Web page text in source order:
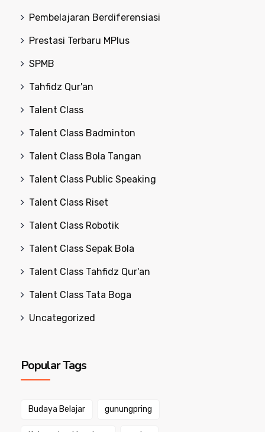
Pembelajaran Berdiferensiasi
Prestasi Terbaru MPlus
SPMB
Tahfidz Qur'an
Talent Class
Talent Class Badminton
Talent Class Bola Tangan
Talent Class Public Speaking
Talent Class Riset
Talent Class Robotik
Talent Class Sepak Bola
Talent Class Tahfidz Qur'an
Talent Class Tata Boga
Uncategorized
Popular Tags
Budaya Belajar gunungpring